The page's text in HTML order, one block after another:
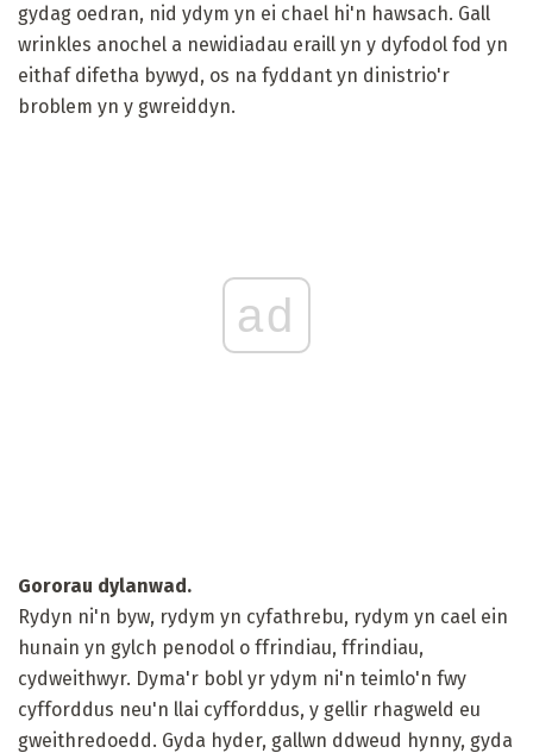
gydag oedran, nid ydym yn ei chael hi'n hawsach. Gall
wrinkles anochel a newidiadau eraill yn y dyfodol fod yn
eithaf difetha bywyd, os na fyddant yn dinistrio'r
broblem yn y gwreiddyn.
ad
Gororau dylanwad.
Rydyn ni'n byw, rydym yn cyfathrebu, rydym yn cael ein
hunain yn gylch penodol o ffrindiau, ffrindiau,
cydweithwyr. Dyma'r bobl yr ydym ni'n teimlo'n fwy
cyfforddus neu'n llai cyfforddus, y gellir rhagweld eu
gweithredoedd. Gyda hyder, gallwn ddweud hynny, gyda